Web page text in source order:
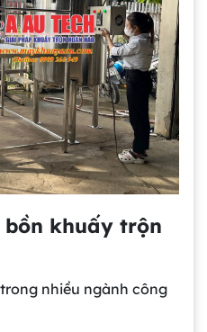
bồn khuấy trộn
nhiều ngành công